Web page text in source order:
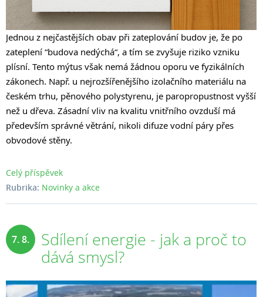
Jednou z nejčastějších obav při zateplování budov je, že po
zateplení “budova nedýchá“, a tím se zvyšuje riziko vzniku
plísní. Tento mýtus však nemá žádnou oporu ve fyzikálních
zákonech. Např. u nejrozšířenějšího izolačního materiálu na
českém trhu, pěnového polystyrenu, je paropropustnost vyšší
než u dřeva. Zásadní vliv na kvalitu vnitřního ovzduší má
především správné větrání, nikoli difuze vodní páry přes
obvodové stěny.
Celý příspěvek
Rubrika: Novinky a akce
7. 8.
Sdílení energie - jak a proč to
dává smysl?